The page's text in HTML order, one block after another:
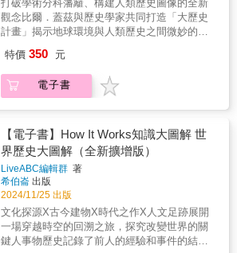
但別人有形式，那麼別人的形式自然就會把你
的原料重新組織起來。這就像是一群童子軍玩
那些童子軍擠到一邊，組織成一支正規軍。」
國民共同體的一員，而誰不是。這就是認同政
治。現在所有的民族國家都是建立在認同政治
的基礎上。」「民主憲政，是民族國家產生過
程中形成的一種統治模式，對民族國家產生前
的多民族、多文化大帝國是不適用的，不僅對
大清帝國這樣的國家、中國（繼承了大清版
圖）不適用，對中東的鄂圖曼帝國不適用，對
歐洲的神聖羅馬帝國也不適用。」「民族和民
主是同一個過程的兩個側面，不能分割。你問
中國為什麼不能實現民主憲政，等於是問為什
麼你不能首先支持希特勒統一歐洲，然後支持
納粹黨內的健康力量給猶太人平反，還指望在
文．亞隆（Irvin Yalom），美國史丹佛大學教
授這是一個悲慘又懸疑的故事，探究納粹戰犯
與其他人是否有著本質上的相同，抑或是根本
上的迥異。這本書敘事精闢、引人入勝，重新
何為人性的核心問題。──T．M．拉赫曼恩
（T.M. Luhrmann），《當上帝回答：美國福音
教派與上帝的關係》（When God Talks Back:
Relationship With God）作者這段穿透納粹首
領邪惡心靈的迷人旅程中，作者以備受尊崇的
大屠殺學者身分，探究恨意的本質，令人讀來
愛不釋手。──湯瑪士．威斯（Thomas
Wise），約翰．霍普金斯大學醫學院醫學博士
這本書令人興奮又驚豔，以精采的敘事探索納
粹掌權者的各種人格。作者丁斯戴爾完美統整
了這些罪犯的背景和故事，帶領讀者探究精神
處的心態。
物怪的世界，由古典時期的「物」概念、物怪
的原型與象徵，到歷代對物怪變形與神祕力量
的解讀。書中涵蓋「日常生活中的物怪」以及
古代君子對物怪的認識與剋制方式，並進一步
對這些物怪故事的剖析，作者揭示物怪傳說或
狐怪故事背後隱含的中國人精神世界，對於自
然、未知與神祕事物的態度與理解，及潛藏在
事解》不僅是一部關於物怪的文化史、心態史
的探索，更是為讀者打開一扇通向瞭解中國人
心靈世界的窗戶。透過書中所引用的豐富古籍
與實例，在作者的帶領和解說下，讀者能更深
入理解中國文化、社會，及存在中國人幽微深
處的心態。
打破學術分科藩籬、構建人類歷史圖像的全新
觀念比爾．蓋茲與歷史學家共同打造「大歷史
計畫」揭示地球環境與人類歷史之間微妙的關
出現到早期社會萌芽、農業文明誕生、工業化
世界與你我的未來，引領讀者通貫一百三十七
億年的宇宙與人類大歷史 【專文導讀】中央大
大學（Macquarie University）歷史學教授大
衛．克里斯蒂安（David Christian）所使用的歷
史敘述方式，其特色是綜合自然與人文等諸多
學科於歷史中，構成一個單一卻連貫清晰的歷
史敘事，為所有的人類知識提供一個宏大的知
識架構。後來該學說受到比爾．蓋茲的注意，
他倆因而合作一個大歷史計畫（Big History
Project），針對歐美中學生、大學生，以及有
志推廣大歷史概念的教師，設計一系列線上教
特價 350 元
電子書
【電子書】How It Works知識大圖解 世
界歷史大圖解（全新擴增版）
LiveABC編輯群 著
希伯崙 出版
2024/11/25 出版
文化探源X古今建物X時代之作X人文足跡展開
一場穿越時空的回溯之旅，探究改變世界的關
鍵人事物歷史記錄了前人的經驗和事件的結